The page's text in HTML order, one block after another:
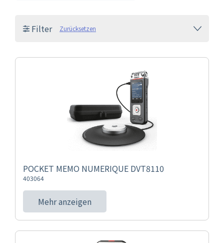
Filter Zurücksetzen
POCKET MEMO NUMERIQUE DVT8110
403064
Mehr anzeigen